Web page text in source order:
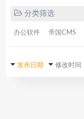
分类筛选
办公软件 帝国CMS
发布日期 修改时间